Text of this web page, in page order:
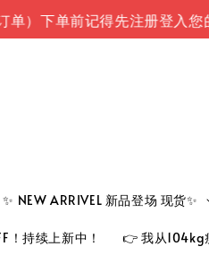
下单前记得先注册登入您的账
✨ NEW ARRIVEL 新品登场 现货✨
！持续上新中！ 👉 我从104kg